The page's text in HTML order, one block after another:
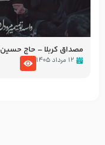
مصداق کربلا – حاج
۱۲ مرداد ۱۴۰۵